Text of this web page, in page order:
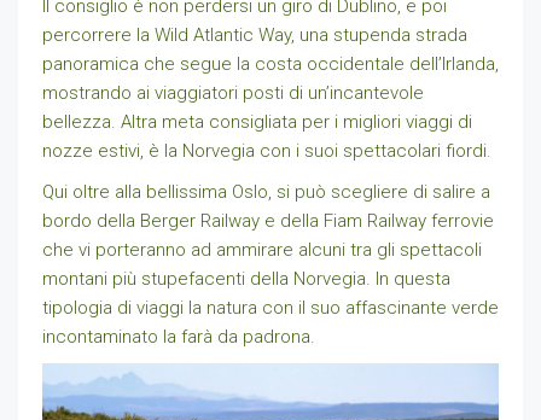
Il consiglio è non perdersi un giro di Dublino, e poi
percorrere la Wild Atlantic Way, una stupenda strada
panoramica che segue la costa occidentale dell’Irlanda,
mostrando ai viaggiatori posti di un’incantevole
bellezza. Altra meta consigliata per i migliori viaggi di
nozze estivi, è la Norvegia con i suoi spettacolari fiordi.
Qui oltre alla bellissima Oslo, si può scegliere di salire a
bordo della Berger Railway e della Fiam Railway ferrovie
che vi porteranno ad ammirare alcuni tra gli spettacoli
montani più stupefacenti della Norvegia. In questa
tipologia di viaggi la natura con il suo affascinante verde
incontaminato la farà da padrona.